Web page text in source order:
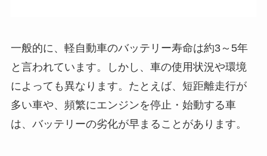
一般的に、軽自動車のバッテリー寿命は約3～5年
と言われています。しかし、車の使用状況や環境
によっても異なります。たとえば、短距離走行が
多い車や、頻繁にエンジンを停止・始動する車
は、バッテリーの劣化が早まることがあります。